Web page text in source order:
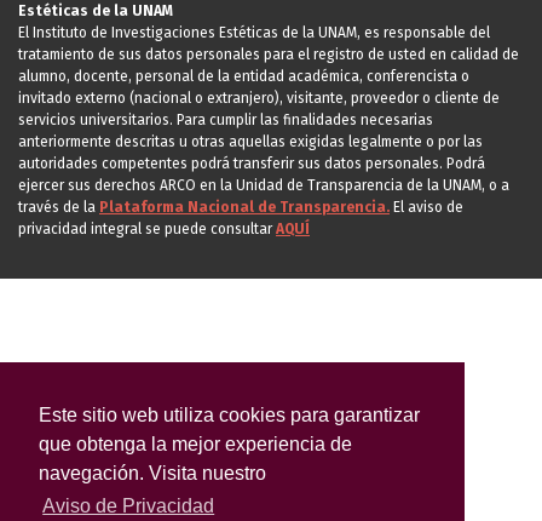
Este sitio web utiliza cookies para garantizar
que obtenga la mejor experiencia de
navegación. Visita nuestro
Aviso de Privacidad
Estéticas de la UNAM
El Instituto de Investigaciones Estéticas de la UNAM, es responsable del
tratamiento de sus datos personales para el registro de usted en calidad de
alumno, docente, personal de la entidad académica, conferencista o
invitado externo (nacional o extranjero), visitante, proveedor o cliente de
servicios universitarios. Para cumplir las finalidades necesarias
anteriormente descritas u otras aquellas exigidas legalmente o por las
autoridades competentes podrá transferir sus datos personales. Podrá
ejercer sus derechos ARCO en la Unidad de Transparencia de la UNAM, o a
través de la Plataforma Nacional de Transparencia. El aviso de
privacidad integral se puede consultarAQUÍ